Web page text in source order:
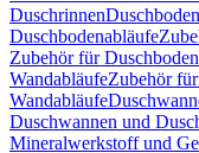
Duschrinnen
Duschbodenabläufe
Zubehör für
WandabläufeZubehör
Wandabläufe
Duschwannen und
Mineralwerkstoff und